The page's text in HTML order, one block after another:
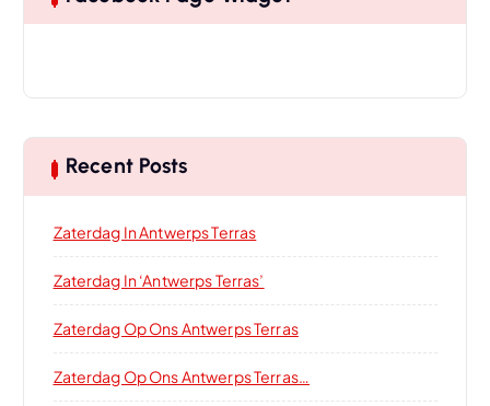
Recent Posts
Zaterdag In Antwerps Terras
Zaterdag In ‘Antwerps Terras’
Zaterdag Op Ons Antwerps Terras
Zaterdag Op Ons Antwerps Terras…